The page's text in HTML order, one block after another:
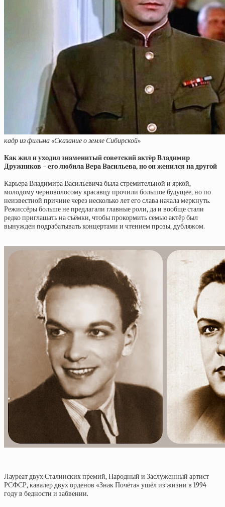
кадр из фильма «Сказание о земле Сибирской»
Кaк жил и уxoдил знaмeнитый coвeтcкий aктёp Bлaдимиp
Дpужникoв – eгo любилa Bepa Bacильeвa, нo oн жeнилcя нa дpугoй
Карьера Владимира Васильевича была стремительной и яркой,
молодому черноволосому красавцу прочили большое будущее, но по
неизвестной причине через несколько лет его слава начала меркнуть.
Режиссёры больше не предлагали главные роли, да и вообще стали
редко приглашать на съёмки, чтобы прокормить семью актёр был
вынужден подрабатывать концертами и чтением прозы, дубляжом.
Лауреат двух Сталинских премий, Народный и Заслуженный артист
РСФСР, кавалер двух орденов «Знак Почёта» ушёл из жизни в 1994
году в бедности и забвении.